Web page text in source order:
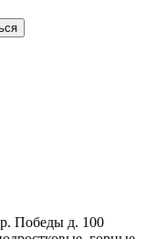
Победы д. 100